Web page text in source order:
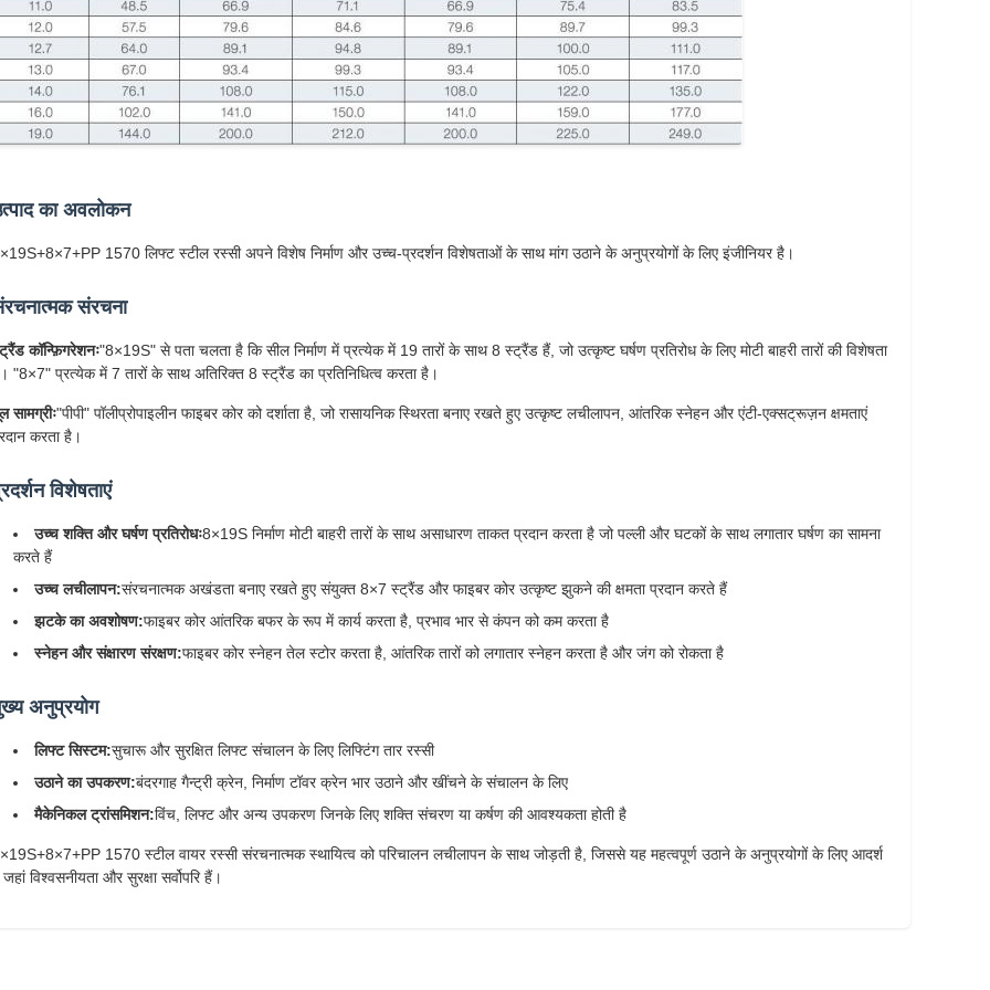
का अवलोकन
1570 लिफ्ट स्टील रस्सी अपने विशेष निर्माण और उच्च-प्रदर्शन विशेषताओं के साथ मांग उठाने के अनुप्रयोगों के लिए इंजीनियर है।
संरचना
कॉन्फ़िगरेशनः"8×19S" से पता चलता है कि सील निर्माण में प्रत्येक में 19 तारों के साथ 8 स्ट्रैंड हैं, जो उत्कृष्ट घर्षण प्रतिरोध के लिए मोटी बाहरी तारों की विशेषता
"8×7" प्रत्येक में 7 तारों के साथ अतिरिक्त 8 स्ट्रैंड का प्रतिनिधित्व करता है।
सामग्रीः"पीपी" पॉलीप्रोपाइलीन फाइबर कोर को दर्शाता है, जो रासायनिक स्थिरता बनाए रखते हुए उत्कृष्ट लचीलापन, आंतरिक स्नेहन और एंटी-एक्सट्रूज़न क्षमताएं
करता है।
विशेषताएं
उच्च शक्ति और घर्षण प्रतिरोधः8×19S निर्माण मोटी बाहरी तारों के साथ असाधारण ताकत प्रदान करता है जो पल्ली और घटकों के साथ लगातार घर्षण का सामना
करते हैं
उच्च लचीलापन:संरचनात्मक अखंडता बनाए रखते हुए संयुक्त 8×7 स्ट्रैंड और फाइबर कोर उत्कृष्ट झुकने की क्षमता प्रदान करते हैं
झटके का अवशोषण:फाइबर कोर आंतरिक बफर के रूप में कार्य करता है, प्रभाव भार से कंपन को कम करता है
स्नेहन और संक्षारण संरक्षण:फाइबर कोर स्नेहन तेल स्टोर करता है, आंतरिक तारों को लगातार स्नेहन करता है और जंग को रोकता है
अनुप्रयोग
लिफ्ट सिस्टम:सुचारू और सुरक्षित लिफ्ट संचालन के लिए लिफ्टिंग तार रस्सी
उठाने का उपकरण:बंदरगाह गैन्ट्री क्रेन, निर्माण टॉवर क्रेन भार उठाने और खींचने के संचालन के लिए
मैकेनिकल ट्रांसमिशन:विंच, लिफ्ट और अन्य उपकरण जिनके लिए शक्ति संचरण या कर्षण की आवश्यकता होती है
1570 स्टील वायर रस्सी संरचनात्मक स्थायित्व को परिचालन लचीलापन के साथ जोड़ती है, जिससे यह महत्वपूर्ण उठाने के अनुप्रयोगों के लिए आदर्श
विश्वसनीयता और सुरक्षा सर्वोपरि हैं।